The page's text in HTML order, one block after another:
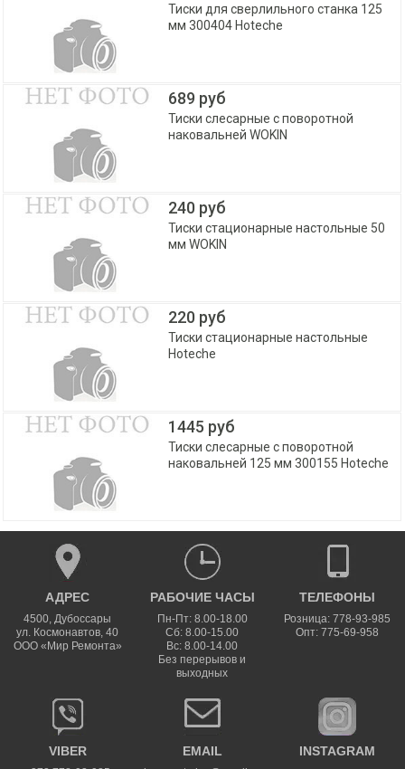
Тиски для сверлильного станка 125
мм 300404 Hoteche
689 руб
Тиски слесарные с поворотной
наковальней WOKIN
240 руб
Тиски стационарные настольные 50
мм WOKIN
220 руб
Тиски стационарные настольные
Hoteche
1445 руб
Тиски слесарные с поворотной
наковальней 125 мм 300155 Hoteche
АДРЕС
4500,Дубоссары
ул. Космонавтов, 40
ООО «Мир Ремонта»
РАБОЧИЕ ЧАСЫ
Пн-Пт: 8.00-18.00
Сб: 8.00-15.00
Вс: 8.00-14.00
Без перерывов и
выходных
ТЕЛЕФОНЫ
Розница: 778-93-985
Опт: 775-69-958
VIBER EMAIL INSTAGRAM